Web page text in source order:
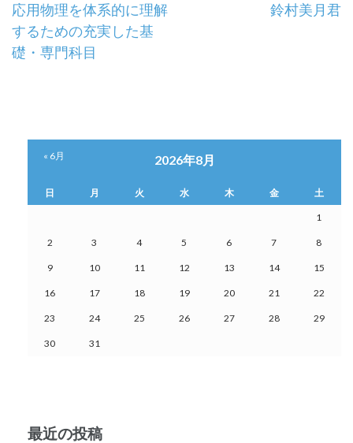
投
稿
ゲ
シ
応用物理を体系的に理解
するための充実した基
礎・専門科目
鈴村美月君
2026年8月
日 月 火 水 木 金 土
1
2 3 4 5 6 7 8
9 10 11 12 13 14 15
16 17 18 19 20 21 22
23 24 25 26 27 28 29
30 31
« 6月
最近の投稿